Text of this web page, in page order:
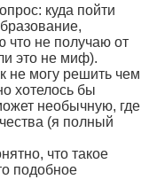
куда пойти
что не получаю от
это не миф).
не могу решить чем
хотелось бы
необычную, где
(я полный
что такое
подобное